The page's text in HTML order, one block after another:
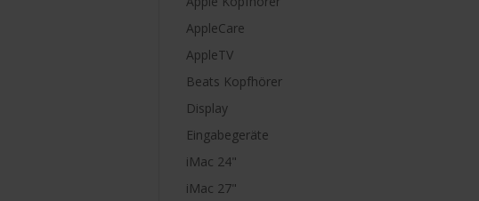
AppleCare
AppleTV
Beats Kopfhörer
Display
Eingabegeräte
iMac 24"
iMac 27"